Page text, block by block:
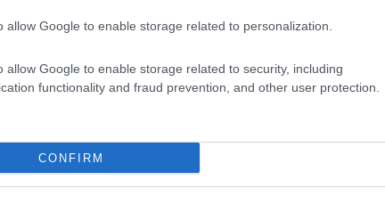
allow Google to enable storage related to personalization.
allow Google to enable storage related to security, including
functionality and fraud prevention, and other user protection.
CONFIRM
σύμφωνα με τις ισχύουσες
υγείας στο πλαίσιο των μέτρων
του κινδύνου διασποράς του
ως εξής:
οι συντονιστές παρελάσεων
και με τους συνοδούς καθηγητές/